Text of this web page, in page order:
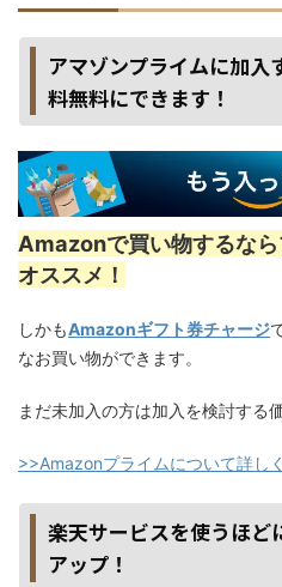
アマゾンプライムに加
料無料にできます！
Amazonで買い物するな
オススメ！
しかもAmazonギフト券チャージ
なお買い物ができます。
まだ未加入の方は加入を検討する
>>Amazonプライムについて詳し
楽天サービスを使うほど
アップ！